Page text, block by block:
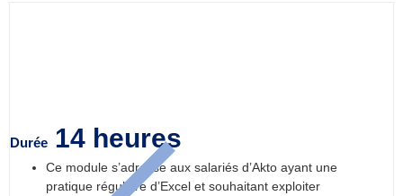
Durée 14 heures
Ce module s’adresse aux salariés d’Akto ayant une
pratique régulière d’Excel et souhaitant exploiter